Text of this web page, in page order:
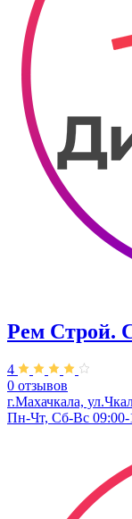
Рем Строй.
4
0 отзывов
г.Махачкала,
Пн-Чт, Сб-Вс 09:00-